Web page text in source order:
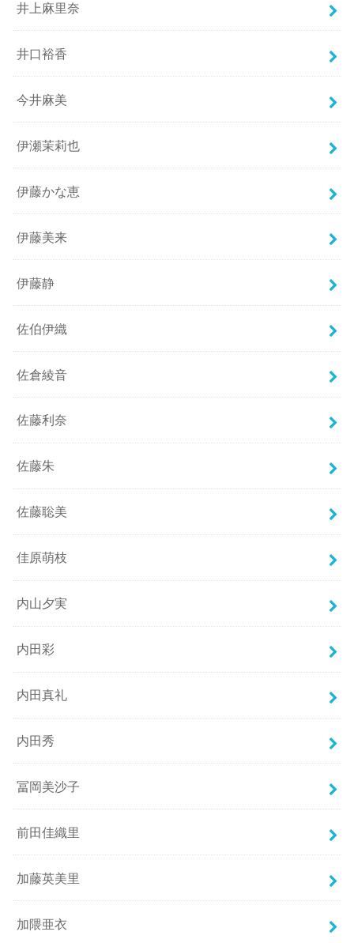
井上麻里奈
井口裕香
今井麻美
伊瀬茉莉也
伊藤かな恵
伊藤美来
伊藤静
佐伯伊織
佐倉綾音
佐藤利奈
佐藤朱
佐藤聡美
佳原萌枝
内山夕実
内田彩
内田真礼
内田秀
冨岡美沙子
前田佳織里
加藤英美里
加隈亜衣